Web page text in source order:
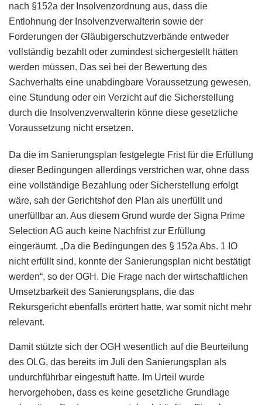
nach §152a der Insolvenzordnung aus, dass die
Entlohnung der Insolvenzverwalterin sowie der
Forderungen der Gläubigerschutzverbände entweder
vollständig bezahlt oder zumindest sichergestellt hätten
werden müssen. Das sei bei der Bewertung des
Sachverhalts eine unabdingbare Voraussetzung gewesen,
eine Stundung oder ein Verzicht auf die Sicherstellung
durch die Insolvenzverwalterin könne diese gesetzliche
Voraussetzung nicht ersetzen.
Da die im Sanierungsplan festgelegte Frist für die Erfüllung
dieser Bedingungen allerdings verstrichen war, ohne dass
eine vollständige Bezahlung oder Sicherstellung erfolgt
wäre, sah der Gerichtshof den Plan als unerfüllt und
unerfüllbar an. Aus diesem Grund wurde der Signa Prime
Selection AG auch keine Nachfrist zur Erfüllung
eingeräumt. „Da die Bedingungen des § 152a Abs. 1 IO
nicht erfüllt sind, konnte der Sanierungsplan nicht bestätigt
werden“, so der OGH. Die Frage nach der wirtschaftlichen
Umsetzbarkeit des Sanierungsplans, die das
Rekursgericht ebenfalls erörtert hatte, war somit nicht mehr
relevant.
Damit stützte sich der OGH wesentlich auf die Beurteilung
des OLG, das bereits im Juli den Sanierungsplan als
undurchführbar eingestuft hatte. Im Urteil wurde
hervorgehoben, dass es keine gesetzliche Grundlage